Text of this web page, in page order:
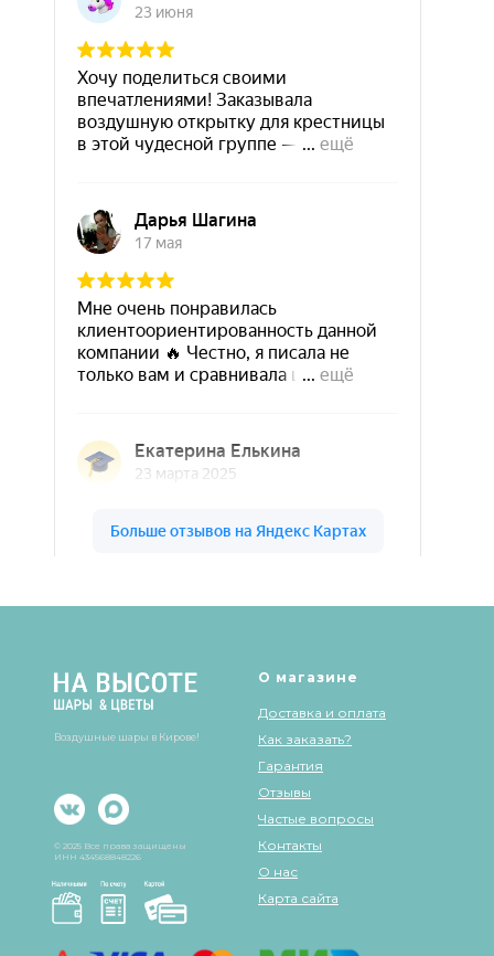
О магазине
Доставка и оплата
© 2025 Все права защищены
Как заказать?
Гарантия
Отзывы
Частые вопросы
Контакты
О нас
ИНН 434568848226
Карта сайта
Воздушные шары в Кирове!